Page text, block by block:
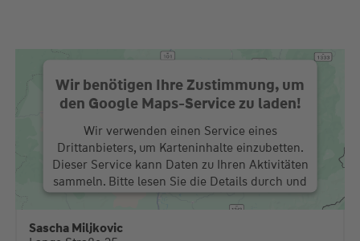
Wir benötigen Ihre Zustimmung, um
den Google Maps-Service zu laden!
Wir verwenden einen Service eines
Drittanbieters, um Karteninhalte einzubetten.
Dieser Service kann Daten zu Ihren Aktivitäten
sammeln. Bitte lesen Sie die Details durch und
stimmen Sie der Nutzung des Service zu, um
diese Karte anzuzeigen.
Sascha Miljkovic